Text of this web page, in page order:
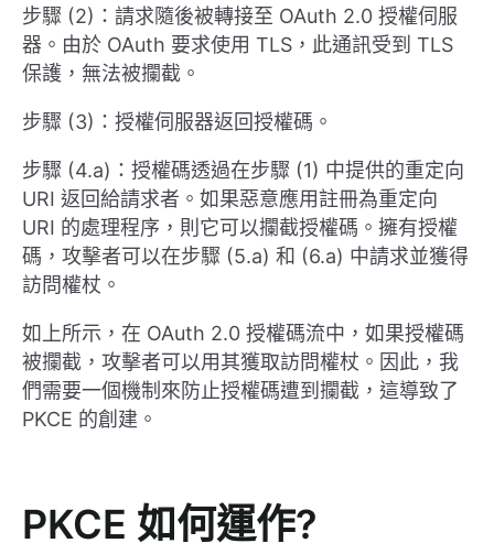
步驟 (2)：請求隨後被轉接至 OAuth 2.0 授權伺服
器。由於 OAuth 要求使用 TLS，此通訊受到 TLS
保護，無法被攔截。
步驟 (3)：授權伺服器返回授權碼。
步驟 (4.a)：授權碼透過在步驟 (1) 中提供的重定向
URI 返回給請求者。如果惡意應用註冊為重定向
URI 的處理程序，則它可以攔截授權碼。擁有授權
碼，攻擊者可以在步驟 (5.a) 和 (6.a) 中請求並獲得
訪問權杖。
如上所示，在 OAuth 2.0 授權碼流中，如果授權碼
被攔截，攻擊者可以用其獲取訪問權杖。因此，我
們需要一個機制來防止授權碼遭到攔截，這導致了
PKCE 的創建。
PKCE 如何運作?